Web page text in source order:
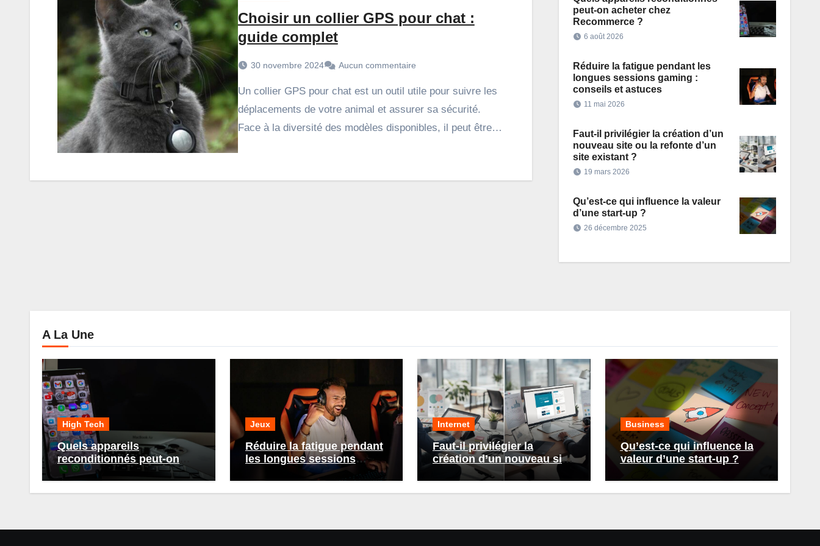
Choisir un collier GPS pour chat :
guide complet
30 novembre 2024 Aucun commentaire
Un collier GPS pour chat est un outil utile pour suivre les
déplacements de votre animal et assurer sa sécurité.
Face à la diversité des modèles disponibles, il peut être…
peut-on acheter chez
Recommerce ?
6 août 2026
Réduire la fatigue pendant les
longues sessions gaming :
conseils et astuces
11 mai 2026
Faut-il privilégier la création d’un
nouveau site ou la refonte d’un
site existant ?
19 mars 2026
Qu’est-ce qui influence la valeur
d’une start-up ?
26 décembre 2025
A La Une
High Tech
Quels appareils
reconditionnés peut-on
acheter chez Recommerce
?
Jeux
Réduire la fatigue pendant
les longues sessions
gaming : conseils et
astuces
Internet
Faut-il privilégier la
création d’un nouveau site
ou la refonte d’un site
existant ?
Business
Qu’est-ce qui influence la
valeur d’une start-up ?